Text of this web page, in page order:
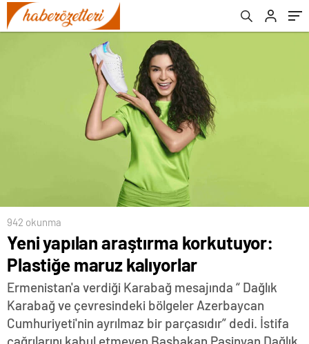
942 okunma
Yeni yapılan araştırma korkutuyor:
Plastiğe maruz kalıyorlar
Ermenistan'a verdiği Karabağ mesajında “ Dağlık
Karabağ ve çevresindeki bölgeler Azerbaycan
Cumhuriyeti'nin ayrılmaz bir parçasıdır” dedi. İstifa